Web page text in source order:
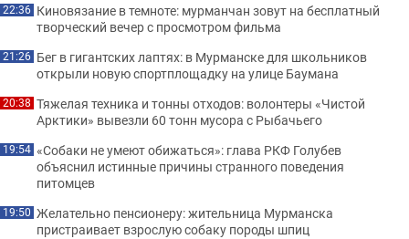
22:36 Киновязание в темноте: мурманчан зовут на бесплатный
творческий вечер с просмотром фильма
21:26 Бег в гигантских лаптях: в Мурманске для школьников
открыли новую спортплощадку на улице Баумана
20:38 Тяжелая техника и тонны отходов: волонтеры «Чистой
Арктики» вывезли 60 тонн мусора с Рыбачьего
19:54 «Собаки не умеют обижаться»: глава РКФ Голубев
объяснил истинные причины странного поведения
питомцев
19:50 Желательно пенсионеру: жительница Мурманска
пристраивает взрослую собаку породы шпиц